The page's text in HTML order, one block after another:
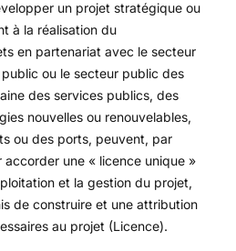
un projet stratégique ou
à la réalisation du
en partenariat avec le secteur
ou le secteur public des
des services publics, des
nouvelles ou renouvelables,
ou des ports, peuvent, par
une « licence unique »
et la gestion du projet,
de construire et une attribution
au projet (Licence).